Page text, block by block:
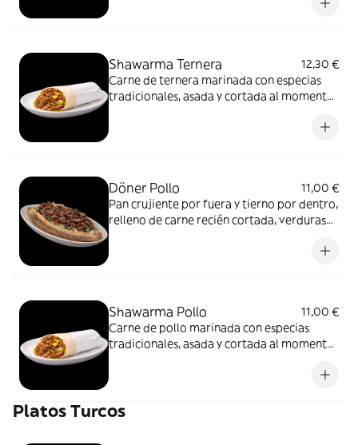
Shawarma Ternera
12,30 €
Carne de ternera marinada con especias
tradicionales, asada y cortada al momento.
Döner Pollo
11,00 €
Pan crujiente por fuera y tierno por dentro,
relleno de carne recién cortada, verduras
Shawarma Pollo
11,00 €
Carne de pollo marinada con especias
tradicionales, asada y cortada al momento.
Platos Turcos